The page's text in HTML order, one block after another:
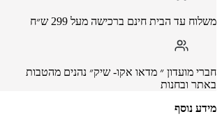
משלוח עד הבית חינם ברכישה מעל 299 ש״ח
חברי מועדון ״ מדאו אקו- שיק״ נהנים מהטבות
באתר ובחנות
מידע נוסף